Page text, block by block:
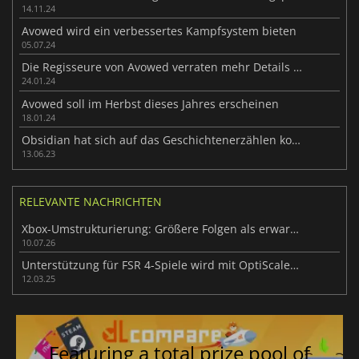
14.11.24
Avowed wird ein verbessertes Kampfsystem bieten
05.07.24
Die Regisseure von Avowed verraten mehr Details über das Spiel
24.01.24
Avowed soll im Herbst dieses Jahres erscheinen
18.01.24
Obsidian hat sich auf das Geschichtenerzählen konzentriert, um Avowed anders zu machen
13.06.23
RELEVANTE NACHRICHTEN
Xbox-Umstrukturierung: Größere Folgen als erwartet
10.07.26
Unterstützung für FSR 4-Spiele wird mit OptiScaler-Mods verbessert
12.03.25
Featuring a total prize pool of